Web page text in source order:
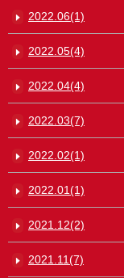
2022.06(1)
2022.05(4)
2022.04(4)
2022.03(7)
2022.02(1)
2022.01(1)
2021.12(2)
2021.11(7)